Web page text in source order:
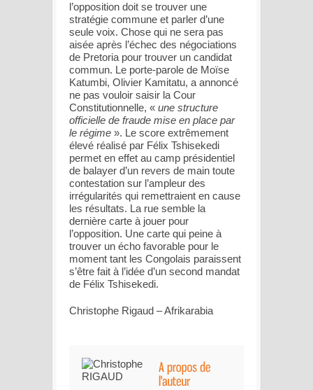
l’opposition doit se trouver une
stratégie commune et parler d’une
seule voix. Chose qui ne sera pas
aisée après l’échec des négociations
de Pretoria pour trouver un candidat
commun. Le porte-parole de Moïse
Katumbi, Olivier Kamitatu, a annoncé
ne pas vouloir saisir la Cour
Constitutionnelle, « une structure
officielle de fraude mise en place par
le régime ». Le score extrêmement
élevé réalisé par Félix Tshisekedi
permet en effet au camp présidentiel
de balayer d’un revers de main toute
contestation sur l’ampleur des
irrégularités qui remettraient en cause
les résultats. La rue semble la
dernière carte à jouer pour
l’opposition. Une carte qui peine à
trouver un écho favorable pour le
moment tant les Congolais paraissent
s’être fait à l’idée d’un second mandat
de Félix Tshisekedi.
Christophe Rigaud – Afrikarabia